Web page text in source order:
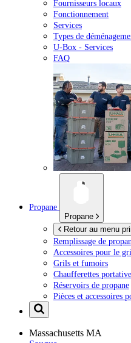
Fournisseurs locaux
Fonctionnement
Services
Types de
U-Box - Services
FAQ
Propane
Propane
Retour au menu
Remplissage de
Accessoires pour le
Grils et fumoirs
Chaufferettes
Réservoirs de propane
Pièces et accessoires
Massachusetts MA